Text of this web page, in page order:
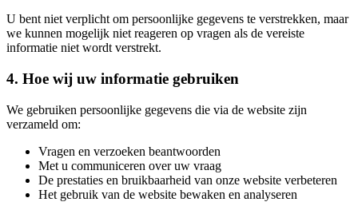
U bent niet verplicht om persoonlijke gegevens te verstrekken, maar
we kunnen mogelijk niet reageren op vragen als de vereiste
informatie niet wordt verstrekt.
4. Hoe wij uw informatie gebruiken
We gebruiken persoonlijke gegevens die via de website zijn
verzameld om:
Vragen en verzoeken beantwoorden
Met u communiceren over uw vraag
De prestaties en bruikbaarheid van onze website verbeteren
Het gebruik van de website bewaken en analyseren